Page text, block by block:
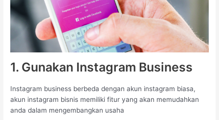
1. Gunakan Instagram Business
Instagram business berbeda dengan akun instagram biasa,
akun instagram bisnis memiliki fitur yang akan memudahkan
anda dalam mengembangkan usaha